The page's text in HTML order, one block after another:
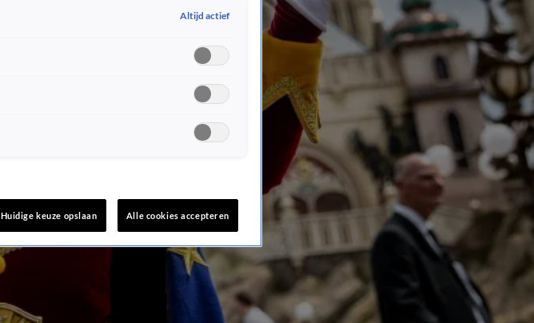
Altijd actief
Huidige keuze opslaan Alle cookies accepteren